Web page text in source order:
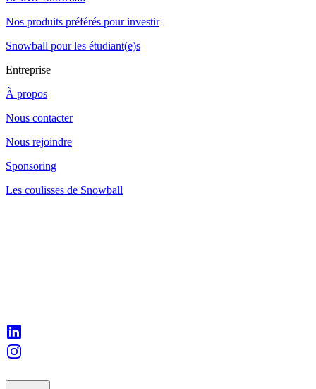
Nos produits préférés pour investir
Snowball pour les étudiant(e)s
Entreprise
À propos
Nous contacter
Nous rejoindre
Sponsoring
Les coulisses de Snowball